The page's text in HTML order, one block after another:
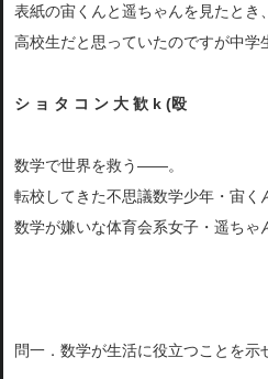
表紙の宙くんと遥ちゃんを見たとき、
高校生だと思っていたのですが中学
シ ョ タ コ ン 大 歓 k (殴
数学で世界を救う――。
転校してきた不思議数学少年・宙く
数学が嫌いな体育会系女子・遥ちゃ
問一．数学が生活に役立つことを示